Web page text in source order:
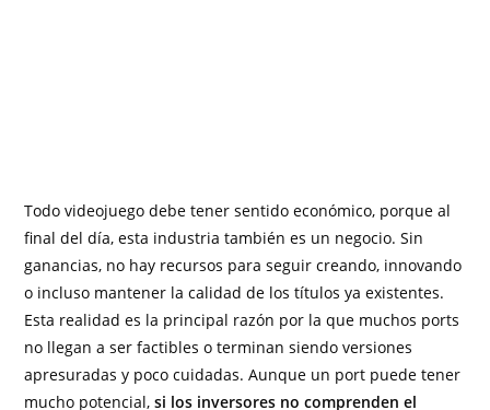
Todo videojuego debe tener sentido económico, porque al
final del día, esta industria también es un negocio. Sin
ganancias, no hay recursos para seguir creando, innovando
o incluso mantener la calidad de los títulos ya existentes.
Esta realidad es la principal razón por la que muchos ports
no llegan a ser factibles o terminan siendo versiones
apresuradas y poco cuidadas. Aunque un port puede tener
mucho potencial,si los inversores no comprenden el